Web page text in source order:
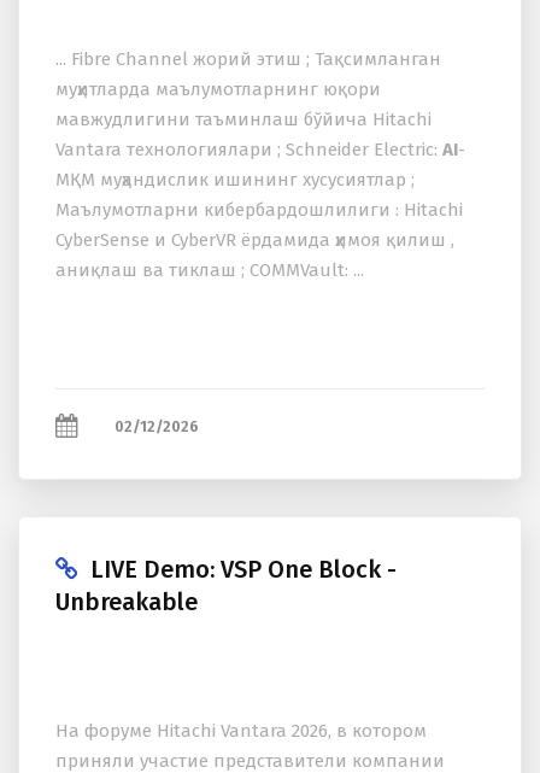
... Fibre Channel жорий этиш ; Тақсимланган
муҳитларда маълумотларнинг юқори
мавжудлигини таъминлаш бўйича Hitachi
Vantara технологиялари ; Schneider Electric: AI-
МҚМ муҳандислик ишининг хусусиятлар ;
Маълумотларни кибербардошлилиги : Hitachi
CyberSense и CyberVR ёрдамида ҳимоя қилиш ,
аниқлаш ва тиклаш ; COMMVault: ...
02/12/2026
LIVE Demo: VSP One Block -
Unbreakable
На форуме Hitachi Vantara 2026, в котором
приняли участие представители компании